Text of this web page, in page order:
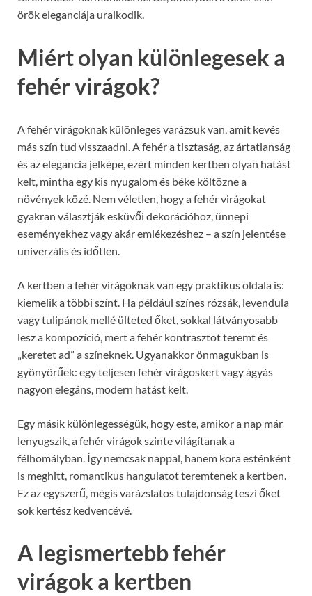
örök eleganciája uralkodik.
Miért olyan különlegesek a
fehér virágok?
A fehér virágoknak különleges varázsuk van, amit kevés
más szín tud visszaadni. A fehér a tisztaság, az ártatlanság
és az elegancia jelképe, ezért minden kertben olyan hatást
kelt, mintha egy kis nyugalom és béke költözne a
növények közé. Nem véletlen, hogy a fehér virágokat
gyakran választják esküvői dekorációhoz, ünnepi
eseményekhez vagy akár emlékezéshez – a szín jelentése
univerzális és időtlen.
A kertben a fehér virágoknak van egy praktikus oldala is:
kiemelik a többi színt. Ha például színes rózsák, levendula
vagy tulipánok mellé ülteted őket, sokkal látványosabb
lesz a kompozíció, mert a fehér kontrasztot teremt és
„keretet ad” a színeknek. Ugyanakkor önmagukban is
gyönyörűek: egy teljesen fehér virágoskert vagy ágyás
nagyon elegáns, modern hatást kelt.
Egy másik különlegességük, hogy este, amikor a nap már
lenyugszik, a fehér virágok szinte világítanak a
félhomályban. Így nemcsak nappal, hanem kora esténként
is meghitt, romantikus hangulatot teremtenek a kertben.
Ez az egyszerű, mégis varázslatos tulajdonság teszi őket
sok kertész kedvencévé.
A legismertebb fehér
virágok a kertben